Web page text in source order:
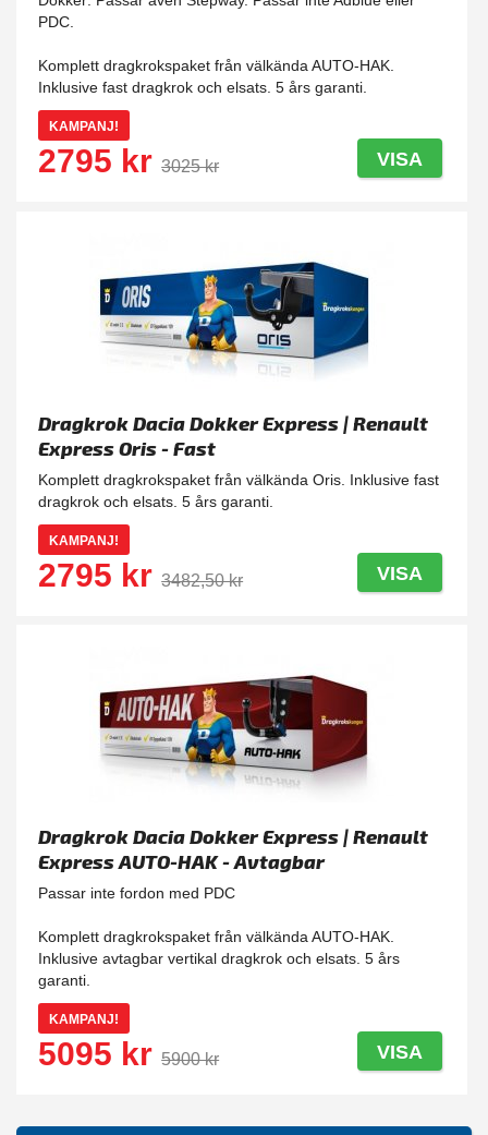
PDC.
Komplett dragkrokspaket från välkända AUTO-HAK.
Inklusive fast dragkrok och elsats. 5 års garanti.
KAMPANJ!
2795 kr 3025 kr VISA
Dragkrok Dacia Dokker Express | Renault
Express Oris - Fast
Komplett dragkrokspaket från välkända Oris. Inklusive fast
dragkrok och elsats. 5 års garanti.
KAMPANJ!
2795 kr 3482,50 kr VISA
Dragkrok Dacia Dokker Express | Renault
Express AUTO-HAK - Avtagbar
Passar inte fordon med PDC
Komplett dragkrokspaket från välkända AUTO-HAK.
Inklusive avtagbar vertikal dragkrok och elsats. 5 års
garanti.
KAMPANJ!
5095 kr 5900 kr VISA